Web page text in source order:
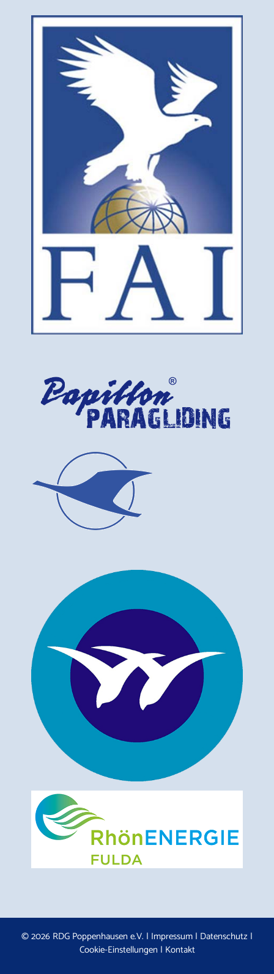
© 2026 RDG Poppenhausen e.V. | Impressum | Datenschutz |
Cookie-Einstellungen | Kontakt